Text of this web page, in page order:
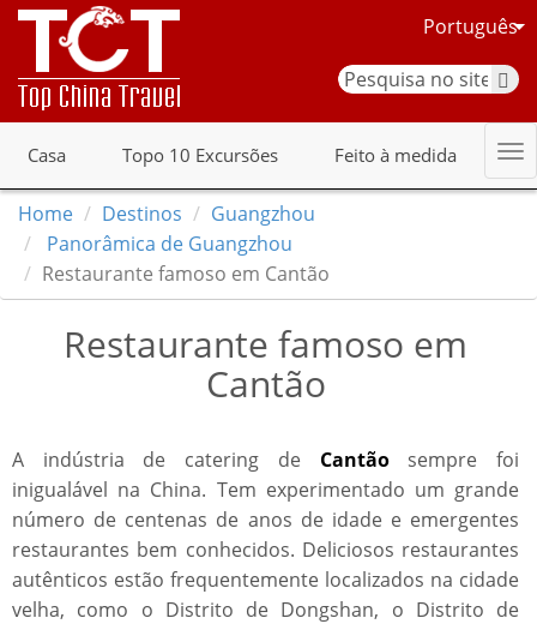
Português
Casa Topo 10 Excursões Feito à medida
Home Destinos
Guangzhou
Panorâmica de Guangzhou
Restaurante famoso em Cantão
Restaurante famoso em
Cantão
A indústria de catering de Cantãosempre foi
inigualável na China. Tem experimentado um grande
número de centenas de anos de idade e emergentes
restaurantes bem conhecidos. Deliciosos restaurantes
autênticos estão frequentemente localizados na cidade
velha, como o Distrito de Dongshan, o Distrito de